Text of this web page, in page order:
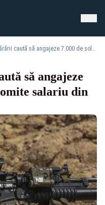
Ministerul Apărării caută să angajeze 7.000 de soldați. Se promite salariu din prima zi
să angajeze
salariu din